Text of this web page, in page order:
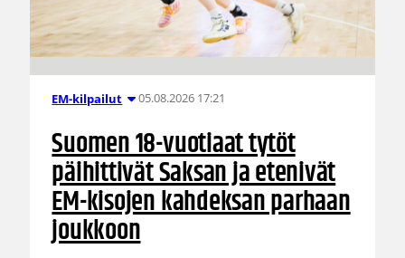
EM-kilpailut 05.08.2026 17:21
Suomen 18-vuotiaat tytöt
päihittivät Saksan ja etenivät
EM-kisojen kahdeksan parhaan
joukkoon